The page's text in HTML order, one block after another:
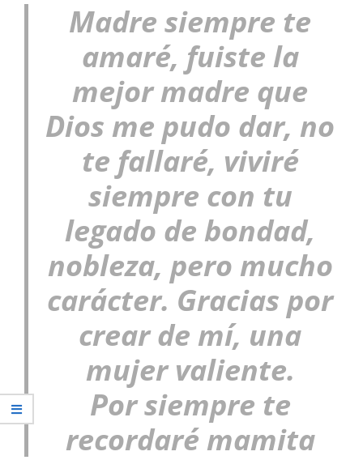
Madre siempre te
amaré, fuiste la
mejor madre que
Dios me pudo dar, no
te fallaré, viviré
siempre con tu
legado de bondad,
nobleza, pero mucho
carácter. Gracias por
crear de mí, una
mujer valiente.
Por siempre te
recordaré mamita